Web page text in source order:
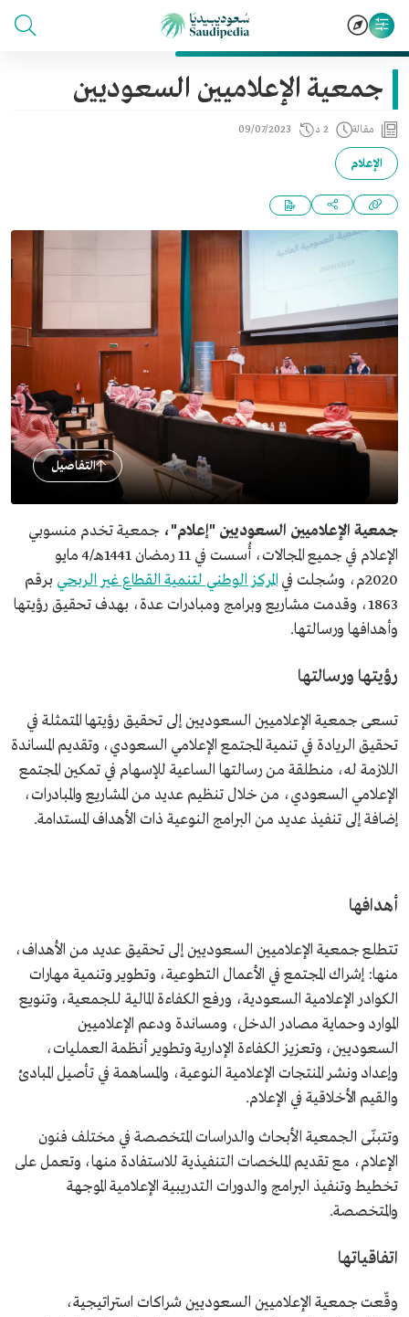
جمعية الإعلاميين السعوديين
مقالة 2 د 09/07/2023
الإعلام
التفاصيل
جمعية الإعلاميين السعوديين "إعلام"، جمعية تخدم منسوبي
الإعلام في جميع المجالات، أُسست في 11 رمضان 1441هـ/4 مايو
2020م، وسُجلت في
المركز الوطني لتنمية القطاع غير الربحي برقم
1863، وقدمت مشاريع وبرامج ومبادرات عدة، بهدف تحقيق رؤيتها
وأهدافها ورسالتها.
رؤيتها ورسالتها
تسعى جمعية الإعلاميين السعوديين إلى تحقيق رؤيتها المتمثلة في
تحقيق الريادة في تنمية المجتمع الإعلامي السعودي، وتقديم المساندة
اللازمة له، منطلقة من رسالتها الساعية للإسهام في تمكين المجتمع
الإعلامي السعودي، من خلال تنظيم عديد من المشاريع والمبادرات،
إضافة إلى تنفيذ عديد من البرامج النوعية ذات الأهداف المستدامة.
أهدافها
تتطلع جمعية الإعلاميين السعوديين إلى تحقيق عديد من الأهداف،
منها: إشراك المجتمع في الأعمال التطوعية، وتطوير وتنمية مهارات
الكوادر الإعلامية السعودية، ورفع الكفاءة المالية للجمعية، وتنويع
الموارد وحماية مصادر الدخل، ومساندة ودعم الإعلاميين
السعوديين، وتعزيز الكفاءة الإدارية وتطوير أنظمة العمليات،
وإعداد ونشر المنتجات الإعلامية النوعية، والمساهمة في تأصيل المبادئ
والقيم الأخلاقية في الإعلام.
وتتبنّى الجمعية الأبحاث والدراسات المتخصصة في مختلف فنون
الإعلام، مع تقديم الملخصات التنفيذية للاستفادة منها، وتعمل على
تخطيط وتنفيذ البرامج والدورات التدريبية الإعلامية الموجهة
والمتخصصة.
اتفاقياتها
وقّعت جمعية الإعلاميين السعوديين شراكات استراتيجية،